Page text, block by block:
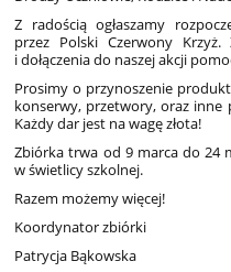
Z radością ogłaszamy
przez Polski Czerwony
i dołączenia do naszej akcji
Prosimy o przynoszenie
konserwy, przetwory, oraz inne
Każdy dar jest na wagę złota!
Zbiórka trwa od 9 marca do 24
w świetlicy szkolnej.
Razem możemy więcej!
Koordynator zbiórki
Patrycja Bąkowska